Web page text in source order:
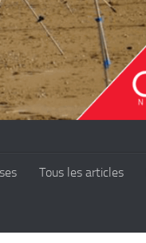
Tous les articles